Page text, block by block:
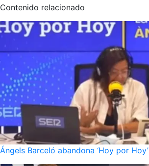
Contenido relacionado
Ángels Barceló abandona ‘Hoy por